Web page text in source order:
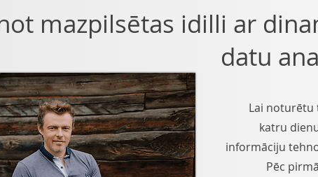
mazpilsētas idilli ar
datu
Lai noturētu
katru
informāciju
Pēc